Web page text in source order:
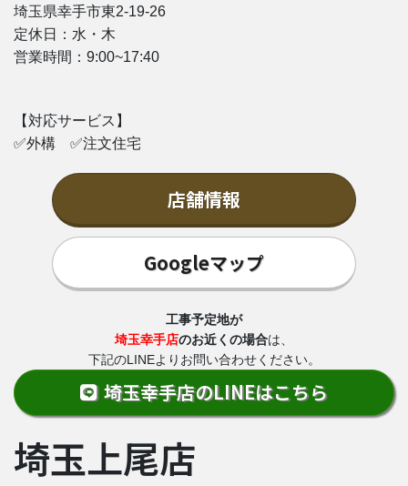
埼玉県幸手市東2-19-26
定休日：水・木
営業時間：9:00~17:40
【対応サービス】
✅外構 ✅注文住宅
店舗情報
Googleマップ
工事予定地が
埼玉幸手店のお近くの場合は、
下記のLINEよりお問い合わせください。
埼玉幸手店のLINEはこちら
埼玉上尾店